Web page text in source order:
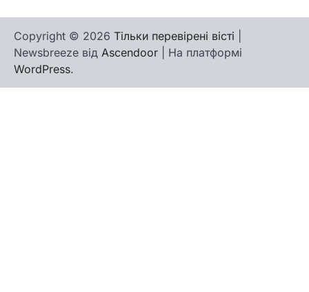
Copyright © 2026 Тільки перевірені вісті
Newsbreeze від Ascendoor | На платформі
WordPress.